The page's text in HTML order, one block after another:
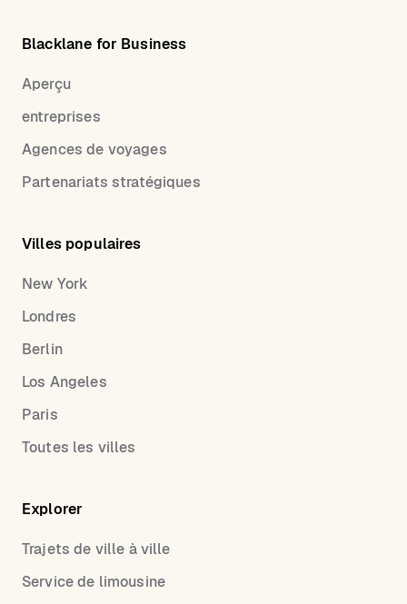
Blacklane for Business
Aperçu
entreprises
Agences de voyages
Partenariats stratégiques
Villes populaires
New York
Londres
Berlin
Los Angeles
Paris
Toutes les villes
Explorer
Trajets de ville à ville
Service de limousine